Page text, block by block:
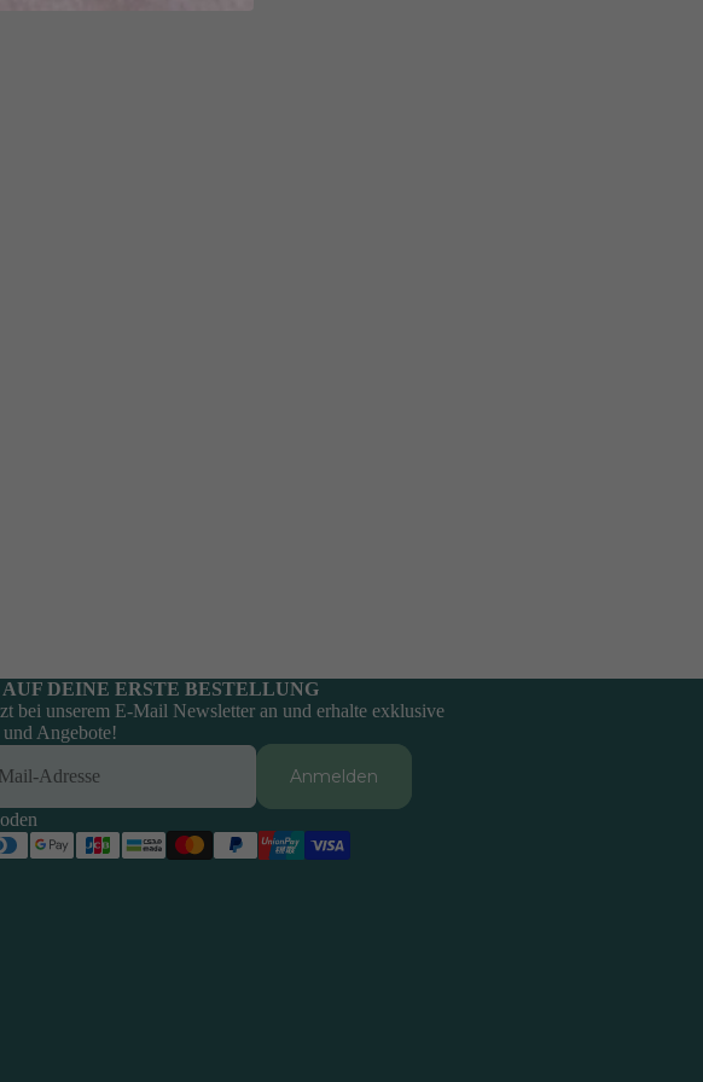
AUF DEINE ERSTE BESTELLUNG
bei unserem E-Mail Newsletter an und erhalte exklusive
Angebote!
Anmelden